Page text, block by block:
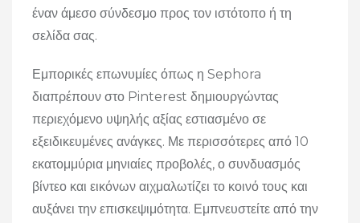
έναν άμεσο σύνδεσμο προς τον ιστότοπο ή τη
σελίδα σας.
Εμπορικές επωνυμίες όπως η Sephora
διαπρέπουν στο Pinterest δημιουργώντας
περιεχόμενο υψηλής αξίας εστιασμένο σε
εξειδικευμένες ανάγκες. Με περισσότερες από 10
εκατομμύρια μηνιαίες προβολές, ο συνδυασμός
βίντεο και εικόνων αιχμαλωτίζει το κοινό τους και
αυξάνει την επισκεψιμότητα. Εμπνευστείτε από την